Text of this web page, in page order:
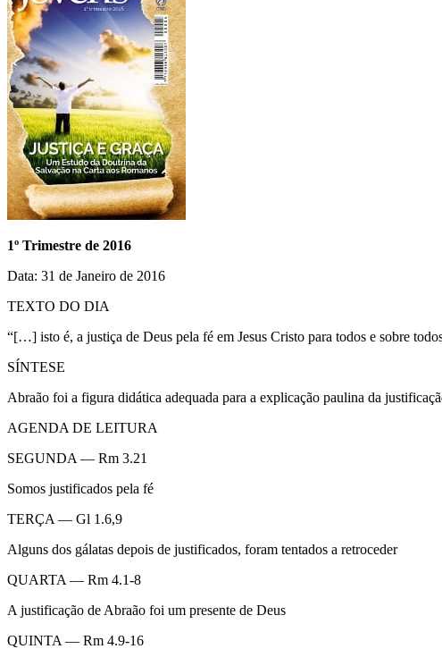
1º Trimestre de 2016
Data: 31 de Janeiro de 2016
TEXTO DO DIA
“[…] isto é, a justiça de Deus pela fé em Jesus Cristo para todos e sobre
SÍNTESE
Abraão foi a figura didática adequada para a explicação paulina da
AGENDA DE LEITURA
SEGUNDA — Rm 3.21
Somos justificados pela fé
TERÇA — Gl 1.6,9
Alguns dos gálatas depois de justificados, foram tentados a retroceder
QUARTA — Rm 4.1-8
A justificação de Abraão foi um presente de Deus
QUINTA — Rm 4.9-16